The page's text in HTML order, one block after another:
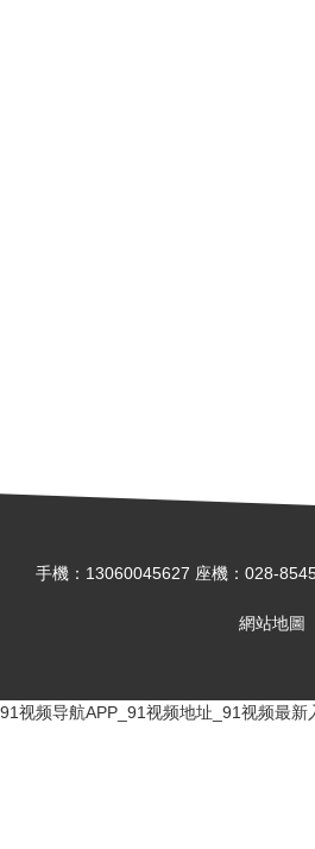
手機：13060045627 座機：028-
網站地圖
91视频导航APP_91视频地址_91视频最新